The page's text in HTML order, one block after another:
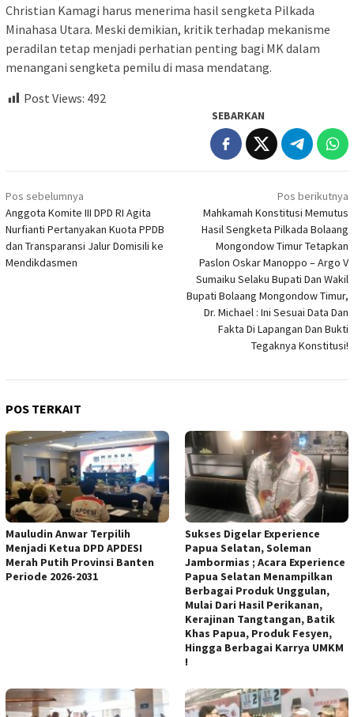
Christian Kamagi harus menerima hasil sengketa Pilkada
Minahasa Utara. Meski demikian, kritik terhadap mekanisme
peradilan tetap menjadi perhatian penting bagi MK dalam
menangani sengketa pemilu di masa mendatang.
Post Views: 492
SEBARKAN
Navigasi
pos
Pos sebelumnya
Anggota Komite III DPD RI Agita
Nurfianti Pertanyakan Kuota PPDB
dan Transparansi Jalur Domisili ke
Mendikdasmen
Pos berikutnya
Mahkamah Konstitusi Memutus
Hasil Sengketa Pilkada Bolaang
Mongondow Timur Tetapkan
Paslon Oskar Manoppo – Argo V
Sumaiku Selaku Bupati Dan Wakil
Bupati Bolaang Mongondow Timur,
Dr. Michael : Ini Sesuai Data Dan
Fakta Di Lapangan Dan Bukti
Tegaknya Konstitusi!
POS TERKAIT
Mauludin Anwar Terpilih
Menjadi Ketua DPD APDESI
Merah Putih Provinsi Banten
Periode 2026-2031
Sukses Digelar Experience
Papua Selatan, Soleman
Jambormias ; Acara Experience
Papua Selatan Menampilkan
Berbagai Produk Unggulan,
Mulai Dari Hasil Perikanan,
Kerajinan Tangtangan, Batik
Khas Papua, Produk Fesyen,
Hingga Berbagai Karrya UMKM
!